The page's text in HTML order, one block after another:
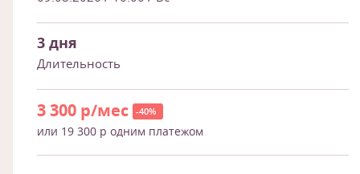
3 дня
Длительность
3 300 р/мес -40%
или 19 300 р одним платежом